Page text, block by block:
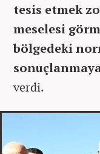
tesis etmek
meselesi
bölgedeki
verdi.